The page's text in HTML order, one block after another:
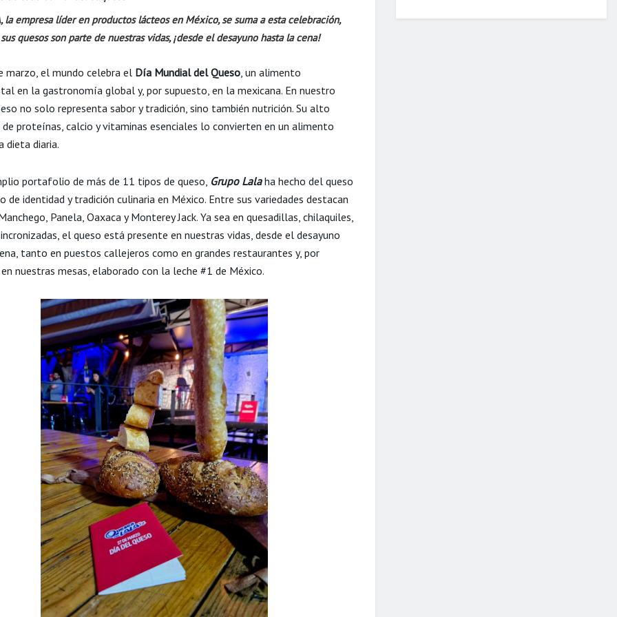
la empresa líder en productos lácteos en México, se suma a esta celebración,
quesos son parte de nuestras vidas, ¡desde el desayuno hasta la cena!
marzo, el mundo celebra el Día Mundial del Queso , un alimento
en la gastronomía global y, por supuesto, en la mexicana. En nuestro
no solo representa sabor y tradición, sino también nutrición. Su alto
proteínas, calcio y vitaminas esenciales lo convierten en un alimento
dieta diaria.
portafolio de más de 11 tipos de queso, Grupo Lalaha hecho del queso
de identidad y tradición culinaria en México. Entre sus variedades destacan
Panela, Oaxaca y Monterey Jack. Ya sea en quesadillas, chilaquiles,
el queso está presente en nuestras vidas, desde el desayuno
tanto en puestos callejeros como en grandes restaurantes y, por
nuestras mesas, elaborado con la leche #1 de México.